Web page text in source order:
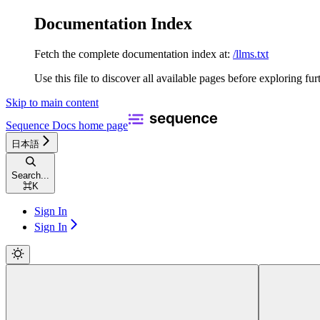
Documentation Index
Fetch the complete documentation index at: /llms.txt
Use this file to discover all available pages before exploring
Skip to main content
Sequence Docs home page
日本語
Search...
⌘K
Sign In
Sign In